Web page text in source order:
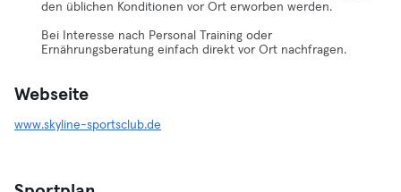
den üblichen Konditionen vor Ort erworben werden.
Bei Interesse nach Personal Training oder
Ernährungsberatung einfach direkt vor Ort nachfragen.
Webseite
www.skyline-sportsclub.de